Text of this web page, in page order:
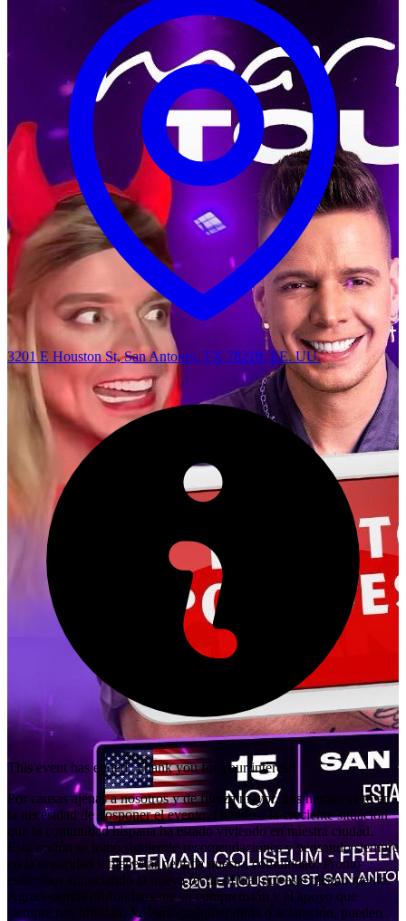
3201 E Houston St, San Antonio, TX 78219, EE. UU.
This event has ended. Thank you for your interest!
Por causas ajenas a nosotros y de fuerza mayor, nos hemos visto en
la necesidad de posponer el evento. Debido a la creciente situación
que la comunidad hispana ha estado viviendo en nuestra ciudad.
Esta acción se tomó siguiendo recomendaciones y pensando siempre
en la seguridad y bienestar de toda nuestra comunidad. Pronto
estaremos anunciando la nueva fecha oficial por este mismo medio.
Agradecemos profundamente su comprensión y el apoyo que
siempre nos brindan. 📞 Para cualquier duda o aclaración, pueden